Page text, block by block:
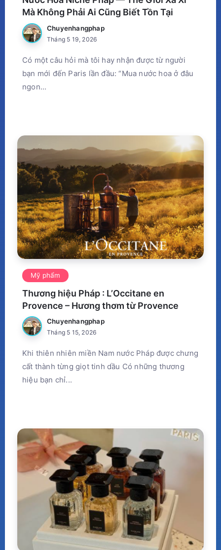
Mà Không Phải Ai Cũng Biết Tồn Tại
Chuyenhangphap
Tháng 5 19, 2026
Có một câu hỏi mà tôi hay nhận được từ người
bạn mới đến Paris lần đầu: “Mua nước hoa ở đâu
ngon...
Mỹ phẩm
Thương hiệu Pháp : L’Occitane en
Provence – Hương thơm từ Provence
Chuyenhangphap
Tháng 5 15, 2026
Khi thiên nhiên miền Nam nước Pháp được chưng
cất thành từng giọt tinh dầu Có những thương
hiệu bạn chỉ...